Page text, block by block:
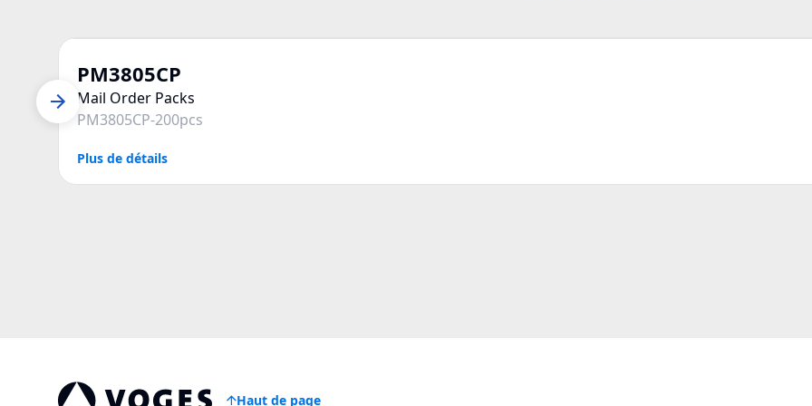
PM3805CP
Mail Order Packs
PM3805CP-200pcs
Plus de détails
Haut de page